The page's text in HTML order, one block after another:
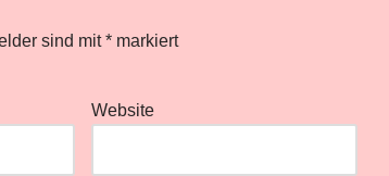
sind mit* markiert
Website